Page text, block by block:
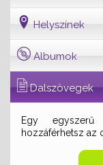
Helyszínek
Albumok
Dalszövegek
Egy egyszerű
hozzáférhetsz az